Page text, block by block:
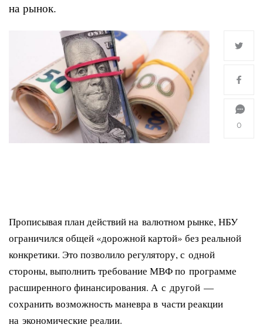
на рынок.
0
Прописывая план действий на валютном рынке, НБУ
ограничился общей «дорожной картой» без реальной
конкретики. Это позволило регулятору, с одной
стороны, выполнить требование МВФ по программе
расширенного финансирования. А с другой —
сохранить возможность маневра в части реакции
на экономические реалии.